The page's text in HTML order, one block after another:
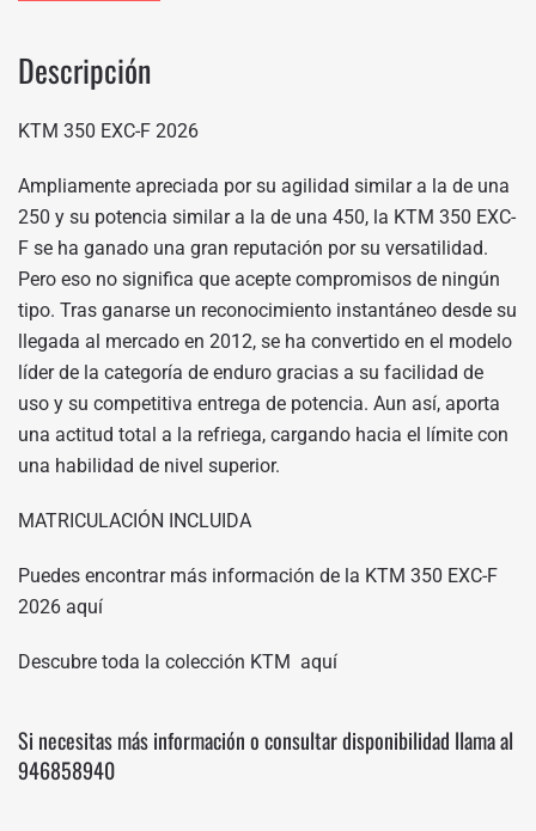
Descripción
KTM 350 EXC-F 2026
Ampliamente apreciada por su agilidad similar a la de una
250 y su potencia similar a la de una 450, la KTM 350 EXC-
F se ha ganado una gran reputación por su versatilidad.
Pero eso no significa que acepte compromisos de ningún
tipo. Tras ganarse un reconocimiento instantáneo desde su
llegada al mercado en 2012, se ha convertido en el modelo
líder de la categoría de enduro gracias a su facilidad de
uso y su competitiva entrega de potencia. Aun así, aporta
una actitud total a la refriega, cargando hacia el límite con
una habilidad de nivel superior.
MATRICULACIÓN INCLUIDA
Puedes encontrar más información de la KTM 350 EXC-F
2026 aquí
Descubre toda la colección KTM aquí
Si necesitas más información o consultar disponibilidad llama al
946858940